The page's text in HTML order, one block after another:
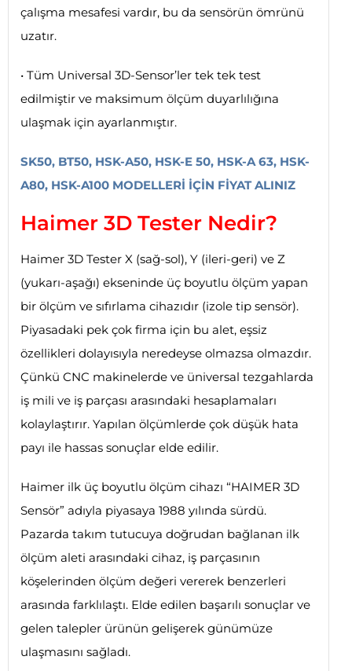
çalışma mesafesi vardır, bu da sensörün ömrünü
uzatır.
• Tüm Universal 3D-Sensor’ler tek tek test
edilmiştir ve maksimum ölçüm duyarlılığına
ulaşmak için ayarlanmıştır.
SK50, BT50, HSK-A50, HSK-E 50, HSK-A 63, HSK-
A80, HSK-A100 MODELLERİ İÇİN FİYAT ALINIZ
Haimer 3D Tester Nedir?
Haimer 3D Tester X (sağ-sol), Y (ileri-geri) ve Z
(yukarı-aşağı) ekseninde üç boyutlu ölçüm yapan
bir ölçüm ve sıfırlama cihazıdır (izole tip sensör).
Piyasadaki pek çok firma için bu alet, eşsiz
özellikleri dolayısıyla neredeyse olmazsa olmazdır.
Çünkü CNC makinelerde ve üniversal tezgahlarda
iş mili ve iş parçası arasındaki hesaplamaları
kolaylaştırır. Yapılan ölçümlerde çok düşük hata
payı ile hassas sonuçlar elde edilir.
Haimer ilk üç boyutlu ölçüm cihazı “HAIMER 3D
Sensör” adıyla piyasaya 1988 yılında sürdü.
Pazarda takım tutucuya doğrudan bağlanan ilk
ölçüm aleti arasındaki cihaz, iş parçasının
köşelerinden ölçüm değeri vererek benzerleri
arasında farklılaştı. Elde edilen başarılı sonuçlar ve
gelen talepler ürünün gelişerek günümüze
ulaşmasını sağladı.